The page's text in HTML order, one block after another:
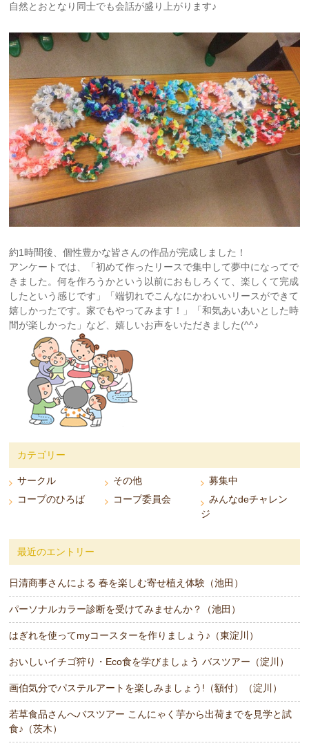
自然とおとなり同士でも会話が盛り上がります♪
約1時間後、個性豊かな皆さんの作品が完成しました！
アンケートでは、「初めて作ったリースで集中して夢中になってで
きました。何を作ろうかという以前におもしろくて、楽しくて完成
したという感じです」「端切れでこんなにかわいいリースができて
嬉しかったです。家でもやってみます！」「和気あいあいとした時
間が楽しかった」など、嬉しいお声をいただきました(^^♪
カテゴリー
サークル その他
募集中
コープのひろば
コープ委員会
みんなdeチャレン
ジ
最近のエントリー
日清商事さんによる 春を楽しむ寄せ植え体験（池田）
パーソナルカラー診断を受けてみませんか？（池田）
はぎれを使ってmyコースターを作りましょう♪（東淀川）
おいしいイチゴ狩り・Eco食を学びましょう バスツアー（淀川）
画伯気分でパステルアートを楽しみましょう!（額付）（淀川）
若草食品さんへバスツアー こんにゃく芋から出荷までを見学と試
食♪（茨木）